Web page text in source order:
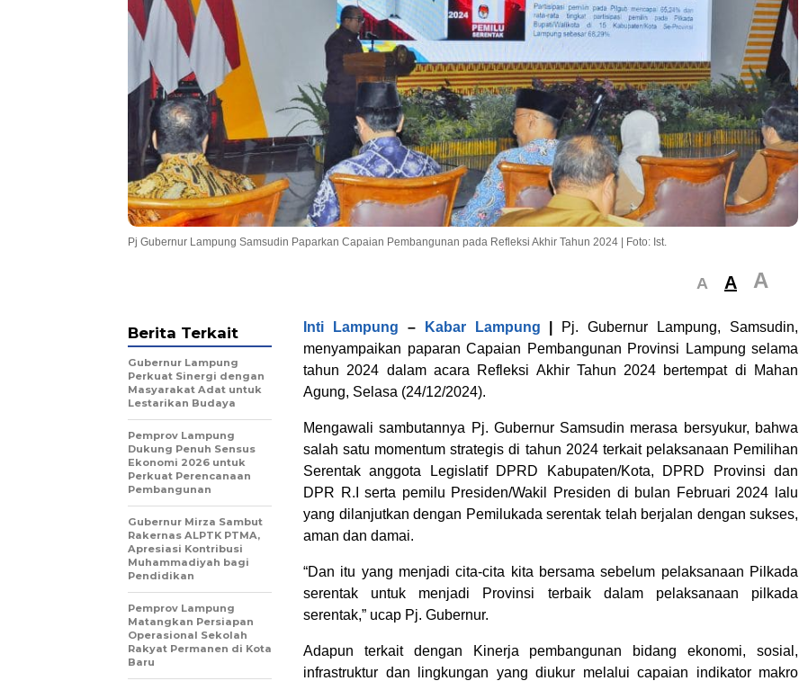
Pj Gubernur Lampung Samsudin Paparkan Capaian Pembangunan pada Refleksi Akhir Tahun 2024 | Foto: Ist.
A A A
Inti Lampung – Kabar Lampung
Pj. Gubernur Lampung, Samsudin,
menyampaikan paparan Capaian Pembangunan Provinsi Lampung selama
tahun 2024 dalam acara Refleksi Akhir Tahun 2024 bertempat di Mahan
Agung, Selasa (24/12/2024).
Mengawali sambutannya Pj. Gubernur Samsudin merasa bersyukur, bahwa
salah satu momentum strategis di tahun 2024 terkait pelaksanaan Pemilihan
Serentak anggota Legislatif DPRD Kabupaten/Kota, DPRD Provinsi dan
DPR R.I serta pemilu Presiden/Wakil Presiden di bulan Februari 2024 lalu
yang dilanjutkan dengan Pemilukada serentak telah berjalan dengan sukses,
aman dan damai.
“Dan itu yang menjadi cita-cita kita bersama sebelum pelaksanaan Pilkada
serentak untuk menjadi Provinsi terbaik dalam pelaksanaan pilkada
serentak,” ucap Pj. Gubernur.
Adapun terkait dengan Kinerja pembangunan bidang ekonomi, sosial,
infrastruktur dan lingkungan yang diukur melalui capaian indikator makro
Berita Terkait
Gubernur Lampung
Perkuat Sinergi dengan
Masyarakat Adat untuk
Lestarikan Budaya
Pemprov Lampung
Dukung Penuh Sensus
Ekonomi 2026 untuk
Perkuat Perencanaan
Pembangunan
Gubernur Mirza Sambut
Rakernas ALPTK PTMA,
Apresiasi Kontribusi
Muhammadiyah bagi
Pendidikan
Pemprov Lampung
Matangkan Persiapan
Operasional Sekolah
Rakyat Permanen di Kota
Baru